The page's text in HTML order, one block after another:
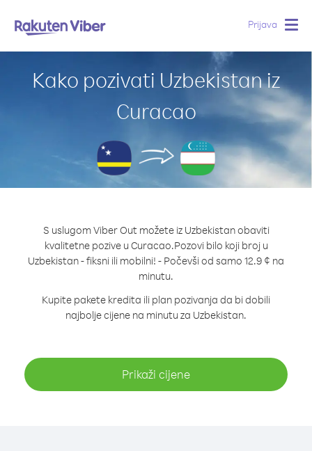
Prijava
Kako pozivati Uzbekistan iz
Curacao
S uslugom Viber Out možete iz Uzbekistan obaviti
kvalitetne pozive u Curacao.Pozovi bilo koji broj u
Uzbekistan - fiksni ili mobilni! - Počevši od samo 12.9 ¢ na
minutu.
Kupite pakete kredita ili plan pozivanja da bi dobili
najbolje cijene na minutu za Uzbekistan.
Prikaži cijene